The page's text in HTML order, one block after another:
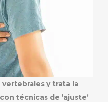
vertebrales y trata la
técnicas de ‘ajuste’